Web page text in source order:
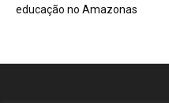
educação no Amazonas